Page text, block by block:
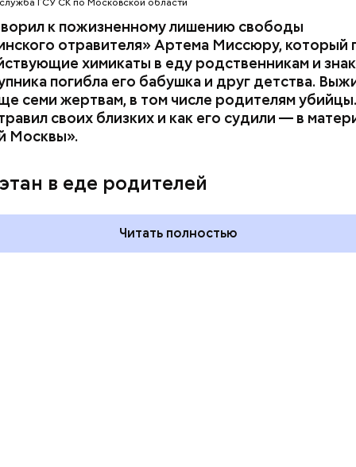
день
праздники
и мире 7
и Международный день
подкаблучника: какие
праздники отмечают в
и мире 6 августа
ГСУ СК по Московской области
к пожизненному лишению свободы
отравителя» Артема Миссюру, который
химикаты в еду родственникам и
погибла его бабушка и друг детства.
семи жертвам, в том числе родителям
своих близких и как его судили — в
Москвы».
в еде родителей
Читать полностью